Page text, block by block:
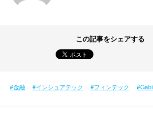
この記事をシェアする
金融 インシュアテック フィンテック Gabi